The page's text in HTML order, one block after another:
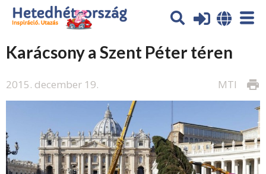
Karácsony a Szent Péter téren
2015. december 19. print
MTI